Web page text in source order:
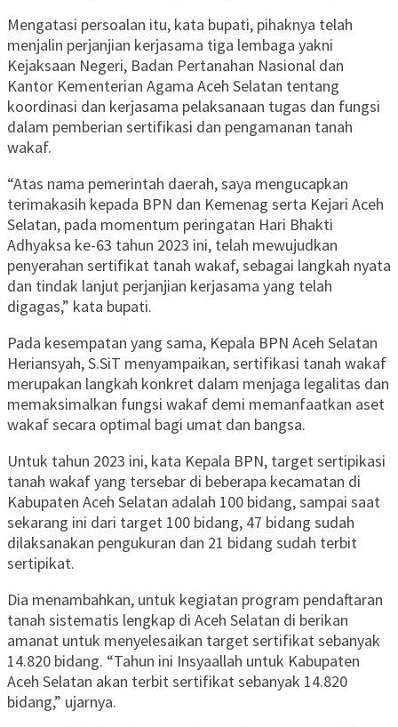
Mengatasi persoalan itu, kata bupati, pihaknya telah
menjalin perjanjian kerjasama tiga lembaga yakni
Kejaksaan Negeri, Badan Pertanahan Nasional dan
Kantor Kementerian Agama Aceh Selatan tentang
koordinasi dan kerjasama pelaksanaan tugas dan fungsi
dalam pemberian sertifikasi dan pengamanan tanah
wakaf.
“Atas nama pemerintah daerah, saya mengucapkan
terimakasih kepada BPN dan Kemenag serta Kejari Aceh
Selatan, pada momentum peringatan Hari Bhakti
Adhyaksa ke-63 tahun 2023 ini, telah mewujudkan
penyerahan sertifikat tanah wakaf, sebagai langkah nyata
dan tindak lanjut perjanjian kerjasama yang telah
digagas,” kata bupati.
Pada kesempatan yang sama, Kepala BPN Aceh Selatan
Heriansyah, S.SiT menyampaikan, sertifikasi tanah wakaf
merupakan langkah konkret dalam menjaga legalitas dan
memaksimalkan fungsi wakaf demi memanfaatkan aset
wakaf secara optimal bagi umat dan bangsa.
Untuk tahun 2023 ini, kata Kepala BPN, target sertipikasi
tanah wakaf yang tersebar di beberapa kecamatan di
Kabupaten Aceh Selatan adalah 100 bidang, sampai saat
sekarang ini dari target 100 bidang, 47 bidang sudah
dilaksanakan pengukuran dan 21 bidang sudah terbit
sertipikat.
Dia menambahkan, untuk kegiatan program pendaftaran
tanah sistematis lengkap di Aceh Selatan di berikan
amanat untuk menyelesaikan target sertifikat sebanyak
14.820 bidang. “Tahun ini Insyaallah untuk Kabupaten
Aceh Selatan akan terbit sertifikat sebanyak 14.820
bidang,” ujarnya.